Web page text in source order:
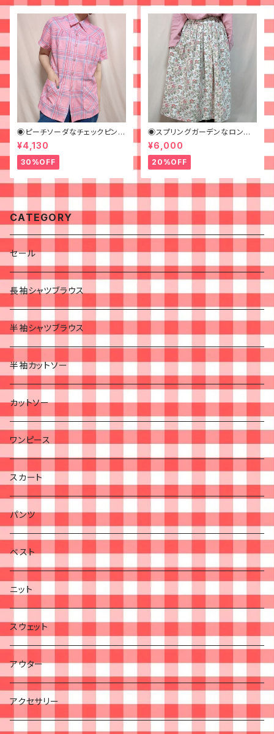
◉ピーチソーダなチェックピンク
シャツ◉古着 半袖シャツ
¥4,130
30%OFF
◉スプリングガーデンなロング
スカート◉ 古着 花柄 クリーム
ピンク 春
¥6,000
20%OFF
CATEGORY
セール
長袖シャツブラウス
半袖シャツブラウス
半袖カットソー
カットソー
ワンピース
スカート
パンツ
ベスト
ニット
スウェット
アウター
アクセサリー